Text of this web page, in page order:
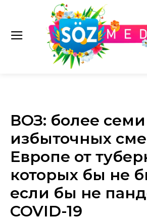
ВОЗ: более
избыточных
Европе от
которых бы не
если бы не
COVID-19